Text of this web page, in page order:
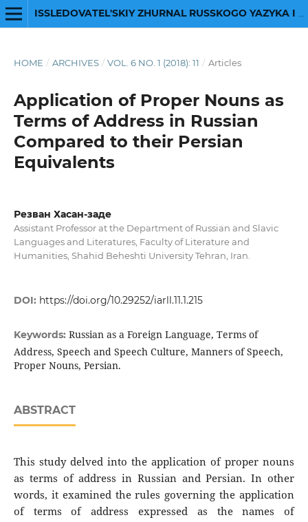
HOME / ARCHIVES / VOL. 6 NO. 1 (2018): 11 / Articles
Application of Proper Nouns as
Terms of Address in Russian
Compared to their Persian
Equivalents
Резван Хасан-заде
Assistant Professor at the Department of Russian and Slavic
Languages and Literatures, Faculty of Literature and
Humanities, Shahid Beheshti University Tehran, Iran.
DOI: https://doi.org/10.29252/iarll.11.1.215
Keywords: Russian as a Foreign Language, Terms of
Address, Speech and Speech Culture, Manners of Speech,
Proper Nouns, Persian.
ABSTRACT
This study delved into the application of proper nouns
as terms of address in Russian and Persian. In other
words, it examined the rules governing the application
of terms of address expressed as the names of